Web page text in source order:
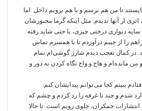
تا من هم برسم و با هم برویم داخل. اما
از آنها ندیدم. مثل اینکه گرما مجبورشان
سایه دیواری درختی چیزی، یا حتی شاید رفته
را از جیبم درآوردم تا با همسرم تماس
در کمال تعجب دیدم شارژ گوشی‌ام تمام
مانده‌ام و هاج و واج نگاه کردن به دور و
ببینم کجا می‌توانم پیدایشان کنم.
شدم و چند تا غرفه را رد کردم و چشم که
انتشارات جمکران، جلوی رویم است. تا حالا